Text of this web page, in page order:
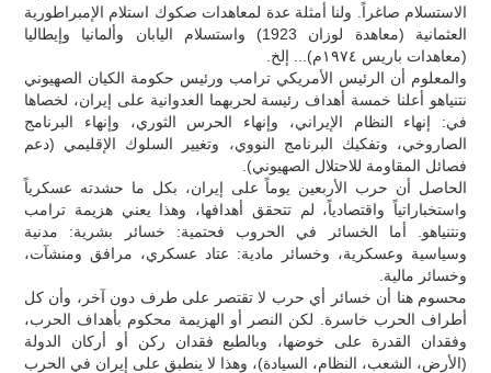
الاستسلام صاغراً. ولنا أمثلة عدة لمعاهدات صكوك استلام الإمبراطورية
العثمانية (معاهدة لوزان 1923) واستسلام اليابان وألمانيا وإيطاليا
(معاهدات باريس ١٩٧٤م)... إلخ.
والمعلوم أن الرئيس الأمريكي ترامب ورئيس حكومة الكيان الصهيوني
نتنياهو أعلنا خمسة أهداف رئيسة لحربهما العدوانية على إيران، لخصاها
في: إنهاء النظام الإيراني، وإنهاء الحرس الثوري، وإنهاء البرنامج
الصاروخي، وتفكيك البرنامج النووي، وتغيير السلوك الإقليمي (دعم
فصائل المقاومة للاحتلال الصهيوني).
الحاصل أن حرب الأربعين يوماً على إيران، بكل ما حشدته عسكرياً
واستخباراتياً واقتصادياً، لم تتحقق أهدافها، وهذا يعني هزيمة ترامب
ونتنياهو. أما الخسائر في الحروب فحتمية: خسائر بشرية: مدنية
وسياسية وعسكرية، وخسائر مادية: عتاد عسكري، مرافق ومنشآت،
وخسائر مالية.
محسوم هنا أن خسائر أي حرب لا تقتصر على طرف دون آخر، وأن كل
أطراف الحرب خاسرة. لكن النصر أو الهزيمة محكوم بأهداف الحرب،
وفقدان القدرة على خوضها، وبالطبع فقدان ركن أو أركان الدولة
(الأرض، الشعب، النظام، السيادة)، وهذا لا ينطبق على إيران في الحرب